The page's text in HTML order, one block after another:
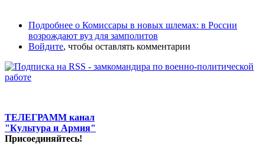
Подробнее о Комиссары в новых шлемах: в России
возрождают вуз для замполитов
Войдите, чтобы оставлять комментарии
ТЕЛЕГРАММ канал
"Культура и Армия"
Присоединяйтесь!